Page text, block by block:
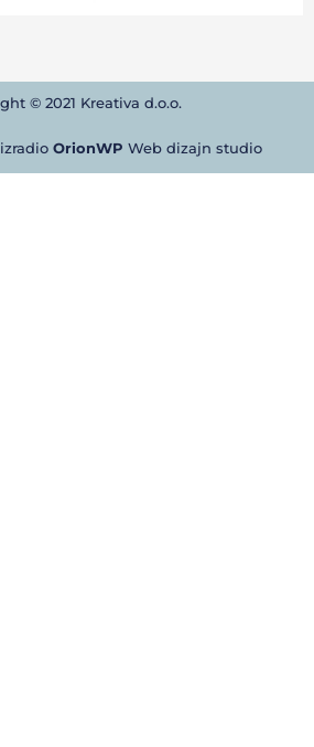
© 2021 Kreativa d.o.o.
izradio OrionWP Web dizajn studio